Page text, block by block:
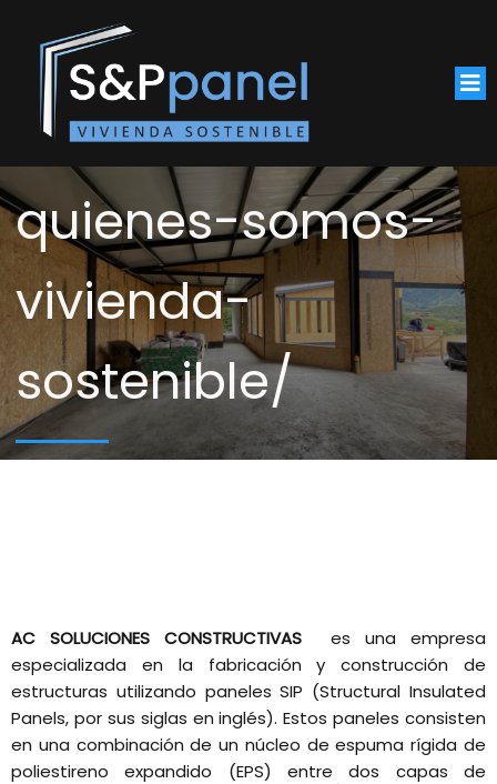
quienes-somos-
vivienda-
sostenible/
AC SOLUCIONES CONSTRUCTIVAS es una empresa
especializada en la fabricación y construcción de
estructuras utilizando paneles SIP (Structural Insulated
Panels, por sus siglas en inglés). Estos paneles consisten
en una combinación de un núcleo de espuma rígida de
poliestireno expandido (EPS) entre dos capas de